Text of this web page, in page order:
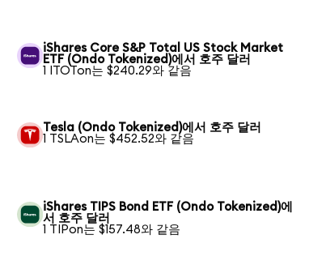
iShares Core S&P Total US Stock Market
ETF (Ondo Tokenized)에서 호주 달러
1 ITOTon는 $240.29와 같음
Tesla (Ondo Tokenized)에서 호주 달러
1 TSLAon는 $452.52와 같음
iShares TIPS Bond ETF (Ondo Tokenized)에
서 호주 달러
1 TIPon는 $157.48와 같음